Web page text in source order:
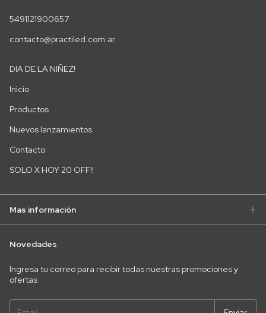
5491121900657
contacto@practiled.com.ar
DIA DE LA NIÑEZ!
Inicio
Productos
Nuevos lanzamientos
Contacto
SOLO X HOY 20 OFF!!
Mas información
Novedades
Ingresa tu correo para recibir todas nuestras promociones y
ofertas